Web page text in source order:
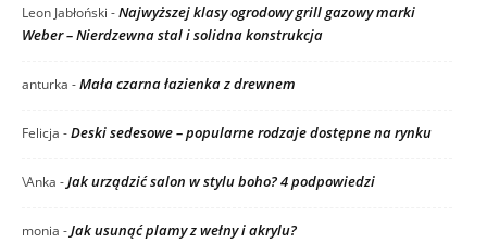
Leon Jabłoński -Najwyższej klasy ogrodowy grill gazowy marki
Weber – Nierdzewna stal i solidna konstrukcja
anturka -Mała czarna łazienka z drewnem
Felicja -Deski sedesowe – popularne rodzaje dostępne na rynku
\Anka -Jak urządzić salon w stylu boho? 4 podpowiedzi
monia -Jak usunąć plamy z wełny i akrylu?